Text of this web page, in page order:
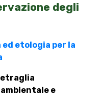
degli
ed etologia per la
e